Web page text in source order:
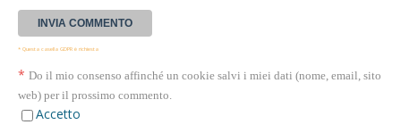
* Questa casella GDPR è richiesta
* Do il mio consenso affinché un cookie salvi i miei dati (nome, email, sito
web) per il prossimo commento.
Accetto